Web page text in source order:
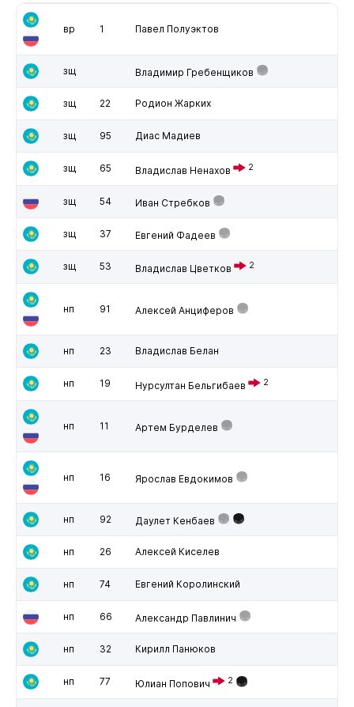
вр 1 Павел Полуэктов
зщ Владимир Гребенщиков
зщ 22 Родион Жарких
зщ 95 Диас Мадиев
зщ 65 Владислав Ненахов 2
зщ 54 Иван Стребков
зщ 37 Евгений Фадеев
зщ 53 Владислав Цветков 2
нп 91 Алексей Анциферов
нп 23 Владислав Белан
нп 19 Нурсултан Бельгибаев 2
нп 11 Артем Бурделев
нп 16 Ярослав Евдокимов
нп 92 Даулет Кенбаев
нп 26 Алексей Киселев
нп 74 Евгений Королинский
нп 66 Александр Павлинич
нп 32 Кирилл Панюков
нп 77 Юлиан Попович 2